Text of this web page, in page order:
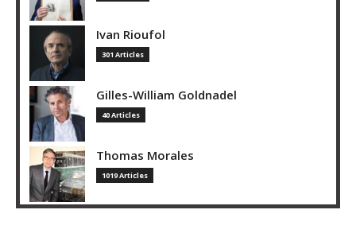
Ivan Rioufol
301 Articles
Gilles-William Goldnadel
40 Articles
Thomas Morales
1019 Articles